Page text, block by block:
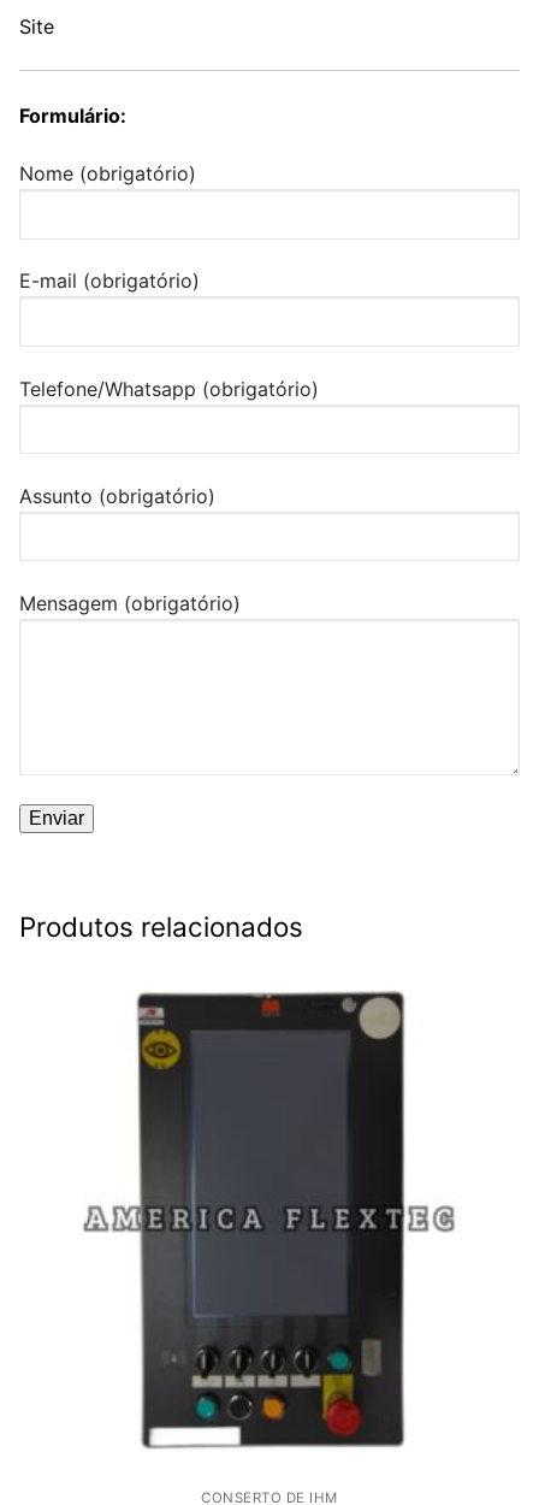
Site
Formulário:
Nome (obrigatório)
E-mail (obrigatório)
Telefone/Whatsapp (obrigatório)
Assunto (obrigatório)
Mensagem (obrigatório)
Produtos relacionados
CONSERTO DE IHM